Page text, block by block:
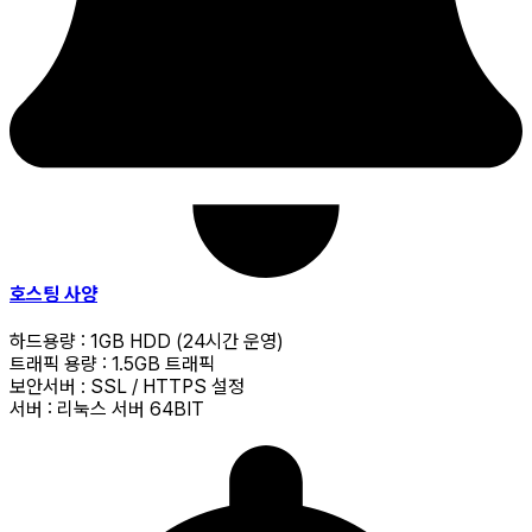
호스팅 사양
하드용량 : 1GB HDD (24시간 운영)
트래픽 용량 : 1.5GB 트래픽
보안서버 : SSL / HTTPS 설정
서버 : 리눅스 서버 64BIT